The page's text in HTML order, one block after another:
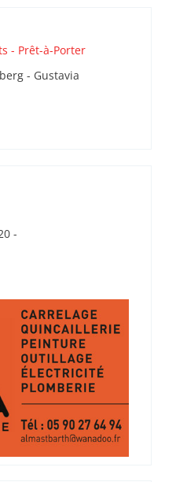
- Prêt-à-Porter
- Gustavia
-